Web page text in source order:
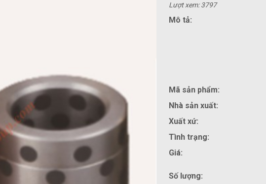
Lượt xem: 3797
Mô tả:
Mã sản phẩm:
Nhà sản xuất:
Xuất xứ:
Tình trạng:
Giá:
Số lượng: